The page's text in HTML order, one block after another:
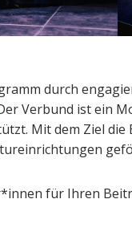
durch
Verbund ist ein
Mit dem Ziel
für Ihren